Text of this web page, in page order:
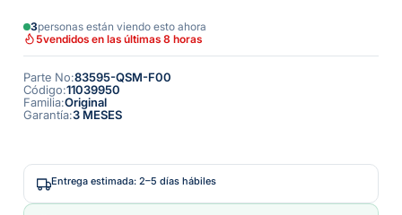
3personas están viendo esto ahora
5vendidos en las últimas 8 horas
Parte No:83595-QSM-F00
Código:11039950
Familia:Original
Garantía:3 MESES
Entrega estimada: 2–5 días hábiles